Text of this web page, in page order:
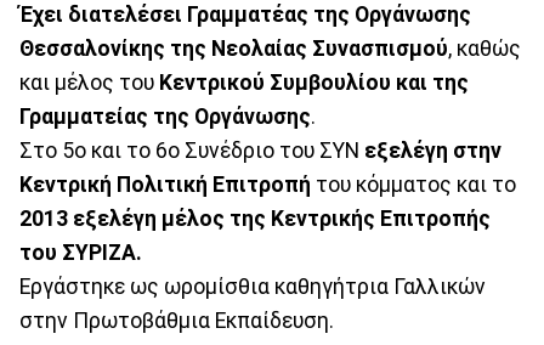
Έχει διατελέσει Γραμματέας της Οργάνωσης
Θεσσαλονίκης της Νεολαίας Συνασπισμού, καθώς
και μέλος του Κεντρικού Συμβουλίου και της
Γραμματείας της Οργάνωσης.
Στο 5ο και το 6ο Συνέδριο του ΣΥΝ εξελέγη στην
Κεντρική Πολιτική Επιτροπή του κόμματος και το
2013 εξελέγη μέλος της Κεντρικής Επιτροπής
του ΣΥΡΙΖΑ.
Eργάστηκε ως ωρομίσθια καθηγήτρια Γαλλικών
στην Πρωτοβάθμια Εκπαίδευση.